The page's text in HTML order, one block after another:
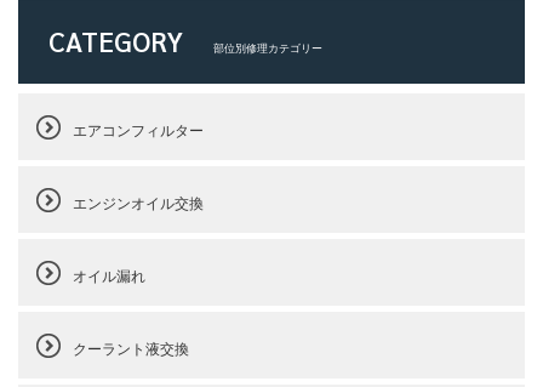
CATEGORY 部位別修理カテゴリー
エアコンフィルター
エンジンオイル交換
オイル漏れ
クーラント液交換